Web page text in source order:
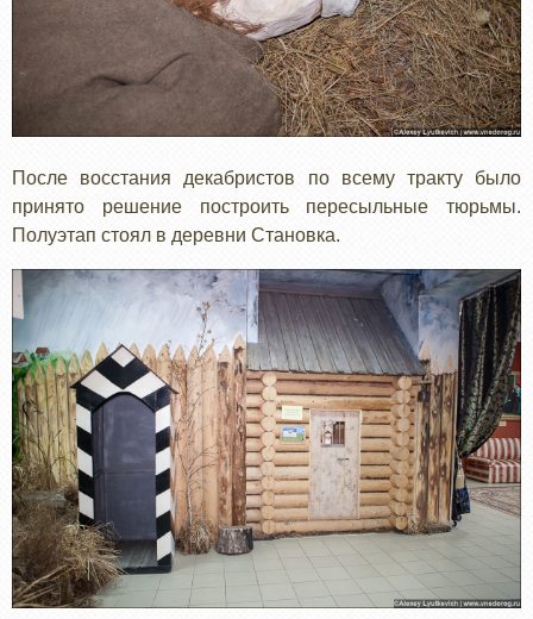
После восстания декабристов по всему тракту было
принято решение построить пересыльные тюрьмы.
Полуэтап стоял в деревни Становка.